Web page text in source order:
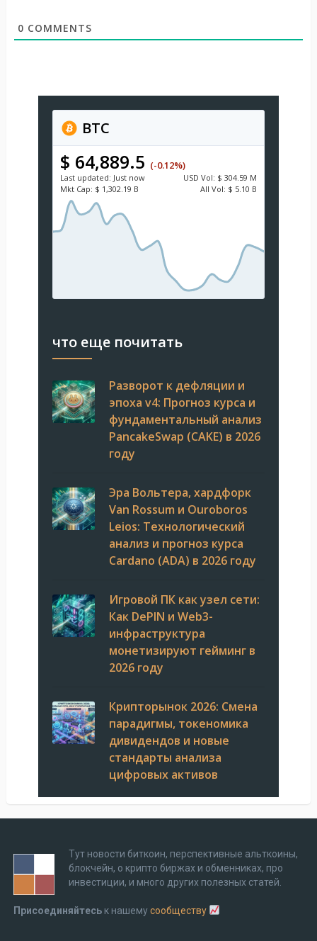
0 COMMENTS
BTC
$ 64,889.5 (-0.12%)
Last updated: Just now USD Vol: $ 304.59 M
Mkt Cap: $ 1,302.19 B All Vol: $ 5.10 B
что еще почитать
Разворот к дефляции и
эпоха v4: Прогноз курса и
фундаментальный анализ
PancakeSwap (CAKE) в 2026
году
Эра Вольтера, хардфорк
Van Rossum и Ouroboros
Leios: Технологический
анализ и прогноз курса
Cardano (ADA) в 2026 году
Игровой ПК как узел сети:
Как DePIN и Web3-
инфраструктура
монетизируют гейминг в
2026 году
Крипторынок 2026: Смена
парадигмы, токеномика
дивидендов и новые
стандарты анализа
цифровых активов
Тут новости биткоин, перспективные альткоины,
блокчейн, о крипто биржах и обменниках, про
инвестиции, и много других полезных статей.
Присоединяйтесь к нашемусообществу